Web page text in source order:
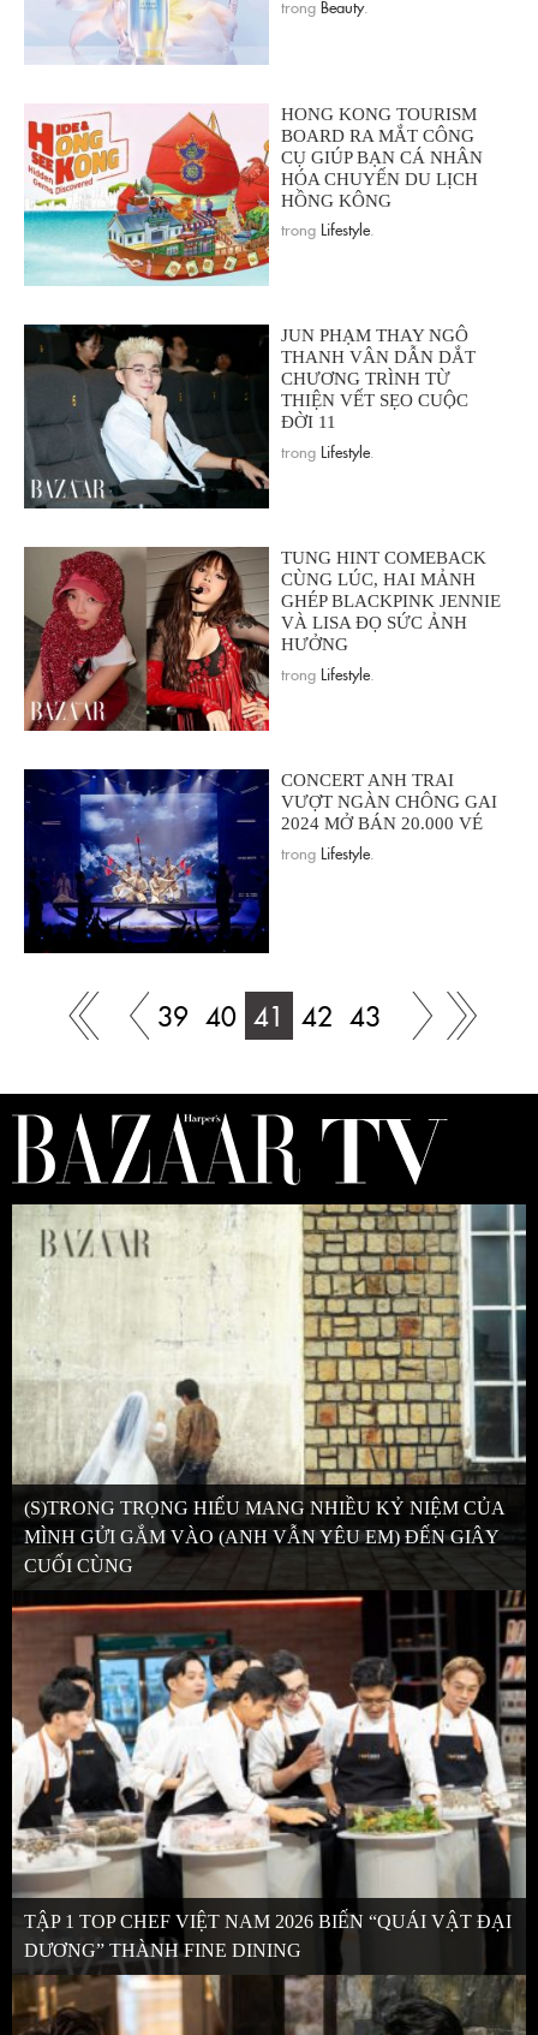
trong Beauty.
HONG KONG TOURISM
BOARD RA MẮT CÔNG
CỤ GIÚP BẠN CÁ NHÂN
HÓA CHUYẾN DU LỊCH
HỒNG KÔNG
trong Lifestyle
JUN PHẠM THAY NGÔ
THANH VÂN DẪN DẮT
CHƯƠNG TRÌNH TỪ
THIỆN VẾT SẸO CUỘC
ĐỜI 11
trong Lifestyle
TUNG HINT COMEBACK
CÙNG LÚC, HAI MẢNH
GHÉP BLACKPINK JENNIE
VÀ LISA ĐỌ SỨC ẢNH
HƯỞNG
trong Lifestyle
CONCERT ANH TRAI
VƯỢT NGÀN CHÔNG GAI
2024 MỞ BÁN 20.000 VÉ
trong Lifestyle
39 40 41 42 43
(S)TRONG TRỌNG HIẾU MANG NHIỀU KỶ NIỆM CỦA
MÌNH GỬI GẮM VÀO (ANH VẪN YÊU EM) ĐẾN GIÂY
CUỐI CÙNG
TẬP 1 TOP CHEF VIỆT NAM 2026 BIẾN “QUÁI VẬT ĐẠI
DƯƠNG” THÀNH FINE DINING